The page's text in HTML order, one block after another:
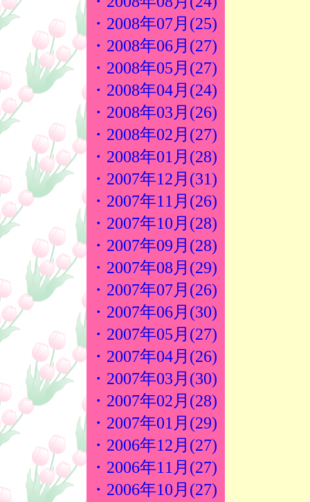
・2008年07月(25)
・2008年06月(27)
・2008年05月(27)
・2008年04月(24)
・2008年03月(26)
・2008年02月(27)
・2008年01月(28)
・2007年12月(31)
・2007年11月(26)
・2007年10月(28)
・2007年09月(28)
・2007年08月(29)
・2007年07月(26)
・2007年06月(30)
・2007年05月(27)
・2007年04月(26)
・2007年03月(30)
・2007年02月(28)
・2007年01月(29)
・2006年12月(27)
・2006年11月(27)
・2006年10月(27)